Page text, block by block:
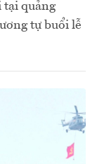
tại quảng
tự buổi lễ